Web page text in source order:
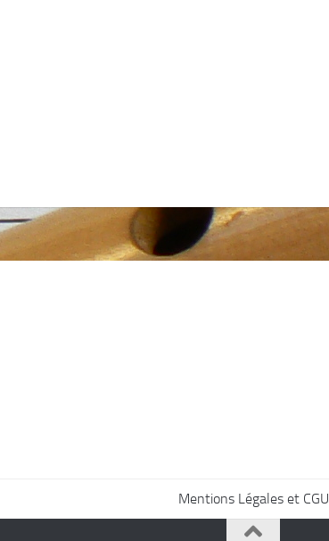
Mentions Légales et CGU